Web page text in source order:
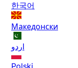
한국어
Македонски
اردو